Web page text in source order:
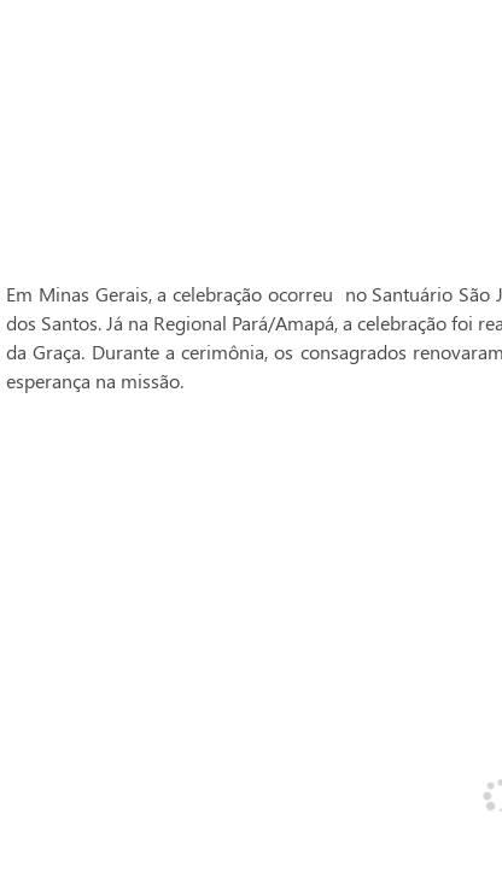
Em Minas Gerais, a celebração ocorreu no Santuário
dos Santos. Já na Regional Pará/Amapá, a celebração foi
da Graça. Durante a cerimônia, os consagrados
esperança na missão.